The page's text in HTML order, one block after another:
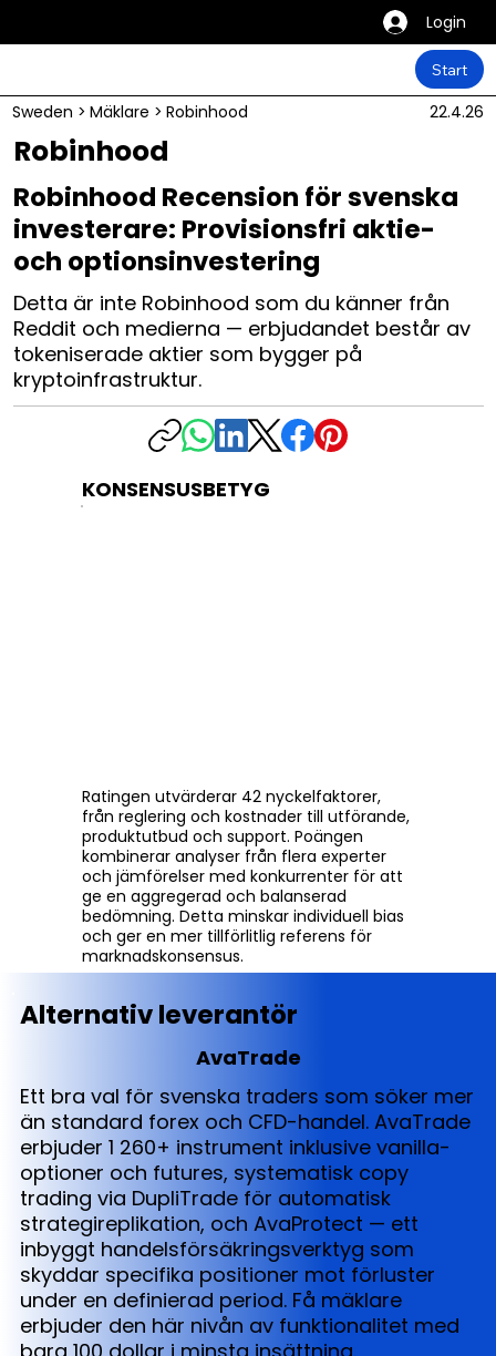
Login
Start
Sweden > Mäklare > Robinhood 22.4.26
Robinhood
Robinhood Recension för svenska
investerare: Provisionsfri aktie-
och optionsinvestering
Detta är inte Robinhood som du känner från
Reddit och medierna — erbjudandet består av
tokeniserade aktier som bygger på
kryptoinfrastruktur.
KONSENSUSBETYG
Ratingen utvärderar 42 nyckelfaktorer,
från reglering och kostnader till utförande,
produktutbud och support. Poängen
kombinerar analyser från flera experter
och jämförelser med konkurrenter för att
ge en aggregerad och balanserad
bedömning. Detta minskar individuell bias
och ger en mer tillförlitlig referens för
marknadskonsensus.
Alternativ leverantör
AvaTrade
Ett bra val för svenska traders som söker mer
än standard forex och CFD-handel. AvaTrade
erbjuder 1 260+ instrument inklusive vanilla-
optioner och futures, systematisk copy
trading via DupliTrade för automatisk
strategireplikation, och AvaProtect — ett
inbyggt handelsförsäkringsverktyg som
skyddar specifika positioner mot förluster
under en definierad period. Få mäklare
erbjuder den här nivån av funktionalitet med